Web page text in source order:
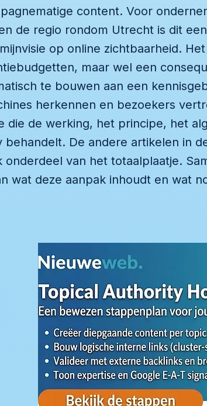
content. Voor
de regio rondom Utrecht is dit
op online zichtbaarheid.
maar wel een
te bouwen aan een
herkennen en bezoekers
die de werking, het principe, het
behandelt. De andere artikelen in
onderdeel van het totaalplaatje.
wat deze aanpak inhoudt en wat